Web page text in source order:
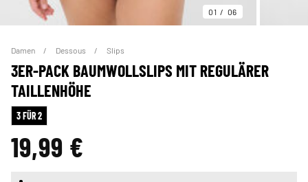
01 06
Damen Dessous Slips
3ER-PACK BAUMWOLLSLIPS MIT REGULÄRER
TAILLENHÖHE
3 FÜR 2
19,99 €